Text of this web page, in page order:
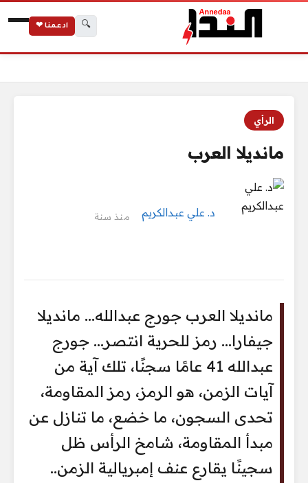
🔍 ادعمنا ❤
الرأي
مانديلا العرب
د. علي عبدالكريم منذ سنة
مانديلا العرب جورج عبدالله... مانديلا
جيفارا... رمز للحرية انتصر... جورج
عبدالله 41 عامًا سجنًا، تلك آية من
آيات الزمن، هو الرمز، رمز المقاومة،
تحدى السجون، ما خضع، ما تنازل عن
مبدأ المقاومة، شامخ الرأس ظل
سجينًا يقارع عنف إمبريالية الزمن..